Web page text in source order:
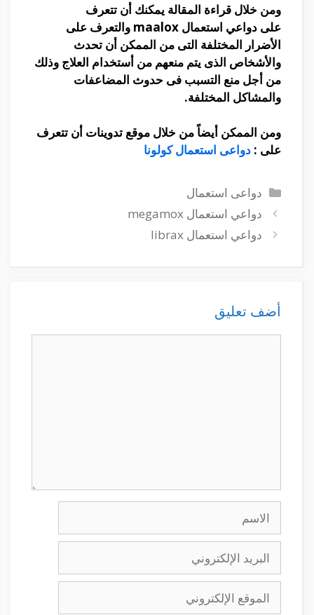
ومن خلال قراءة المقالة يمكنك أن تتعرف
على دواعي استعمال maalox
والتعرف على
الأضرار المختلفة التى من الممكن أن تحدث
والأشخاص الذى يتم منعهم من أستخدام العلاج وذلك
من أجل منع التسبب فى حدوث المضاعفات
والمشاكل المختلفة.
ومن الممكن أيضاً من خلال موقع تدوينات أن تتعرف
على : دواعى استعمال كولونا
التصنيفات
دواعى استعمال
دواعي استعمال megamox
دواعي استعمال librax
أضف تعليق
الاسم
البريد
الإلكتروني
الموقع
الإلكتروني